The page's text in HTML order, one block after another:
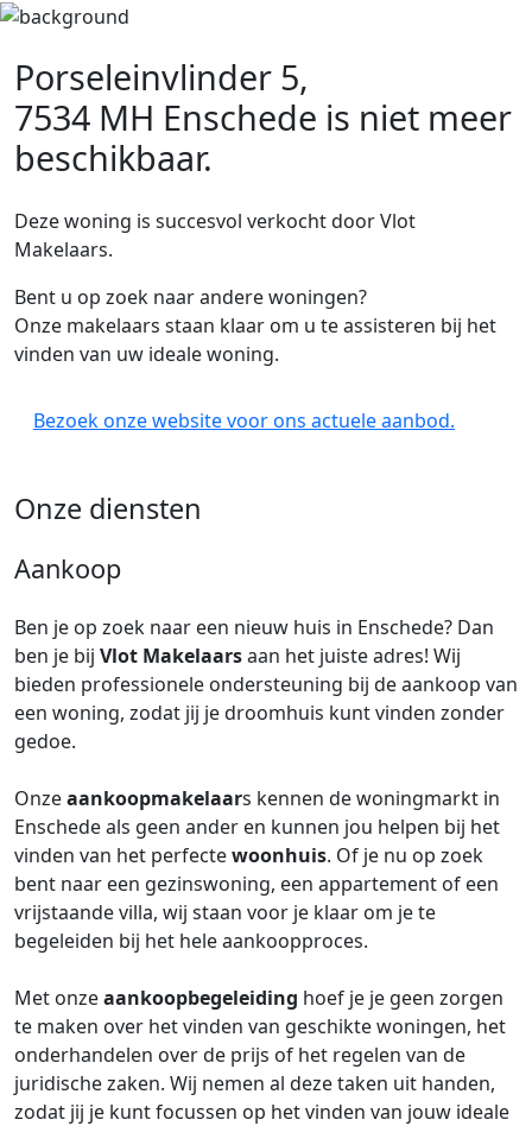
Porseleinvlinder 5,
7534 MH Enschede is niet meer
beschikbaar.
Deze woning is succesvol verkocht door Vlot
Makelaars.
Bent u op zoek naar andere woningen?
Onze makelaars staan klaar om u te assisteren bij het
vinden van uw ideale woning.
Bezoek onze website voor ons actuele aanbod.
Onze diensten
Aankoop
Ben je op zoek naar een nieuw huis in Enschede? Dan
ben je bij Vlot Makelaarsaan het juiste adres! Wij
bieden professionele ondersteuning bij de aankoop van
een woning, zodat jij je droomhuis kunt vinden zonder
gedoe.
Onzeaankoopmakelaars kennen de woningmarkt in
Enschede als geen ander en kunnen jou helpen bij het
vinden van het perfectewoonhuis. Of je nu op zoek
bent naar een gezinswoning, een appartement of een
vrijstaande villa, wij staan voor je klaar om je te
begeleiden bij het hele aankoopproces.
Met onzeaankoopbegeleiding hoef je je geen zorgen
te maken over het vinden van geschikte woningen, het
onderhandelen over de prijs of het regelen van de
juridische zaken. Wij nemen al deze taken uit handen,
zodat jij je kunt focussen op het vinden van jouw ideale